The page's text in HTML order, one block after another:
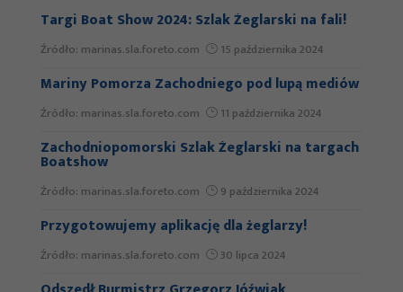
Źródło: SEJK Pogoń 24 września 2020
Nowe wyspy na Zalewie Szczecińskim
Źródło: Radio Szczecin / marinas.sla.foreto.com
23 września
Ile Bursztynowych Kotwic dla
zachodniopomorskich marin?
Już jest – nowe wydanie Locji
Zachodniopomorskiego Szlaku Żeglarskiego!
Źródło: marinas.sla.foreto.com 10 września 2020
Targi Boat Show 2024: Szlak Żeglarski na fali!
Źródło: marinas.sla.foreto.com 15 października 2024
Mariny Pomorza Zachodniego pod lupą mediów
Źródło: marinas.sla.foreto.com 11 października 2024
Zachodniopomorski Szlak Żeglarski na targach
Boatshow
Źródło: marinas.sla.foreto.com 9 października 2024
Przygotowujemy aplikację dla żeglarzy!
Źródło: marinas.sla.foreto.com 30 lipca 2024
Statystyka
poprawić
funkcjonalność
i strukturę
internetowej,
na podstawie
strona jest
używana.